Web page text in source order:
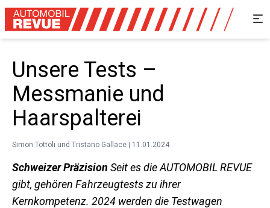
Unsere Tests –
Messmanie und
Haarspalterei
Simon Tottoli und Tristano Gallace | 11.01.2024
Schweizer Präzision Seit es die AUTOMOBIL REVUE
gibt, gehören Fahrzeugtests zu ihrer
Kernkompetenz. 2024 werden die Testwagen